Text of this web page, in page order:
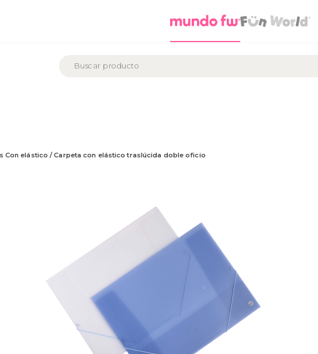
Con elástico / Carpeta con elástico traslúcida doble oficio